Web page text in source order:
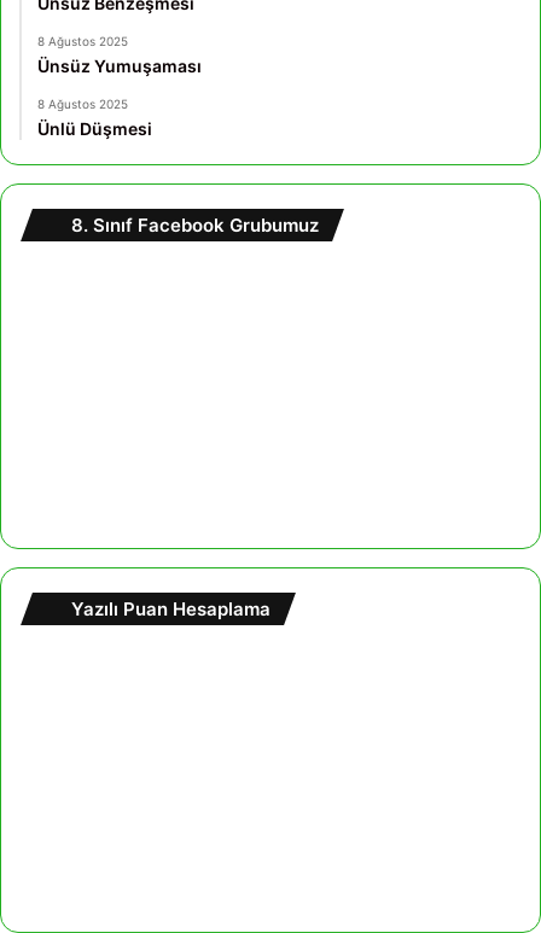
8 Ağustos 2025
Ünsüz Yumuşaması
8 Ağustos 2025
Ünlü Düşmesi
8. Sınıf Facebook Grubumuz
Yazılı Puan Hesaplama